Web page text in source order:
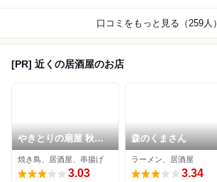
口コミをもっと見る（259人）
[PR] 近くの居酒屋のお店
やきとりの扇屋 秋田
新国道店
焼き鳥、居酒屋、串揚げ
3.03
森のくまさん
ラーメン、居酒屋
3.34